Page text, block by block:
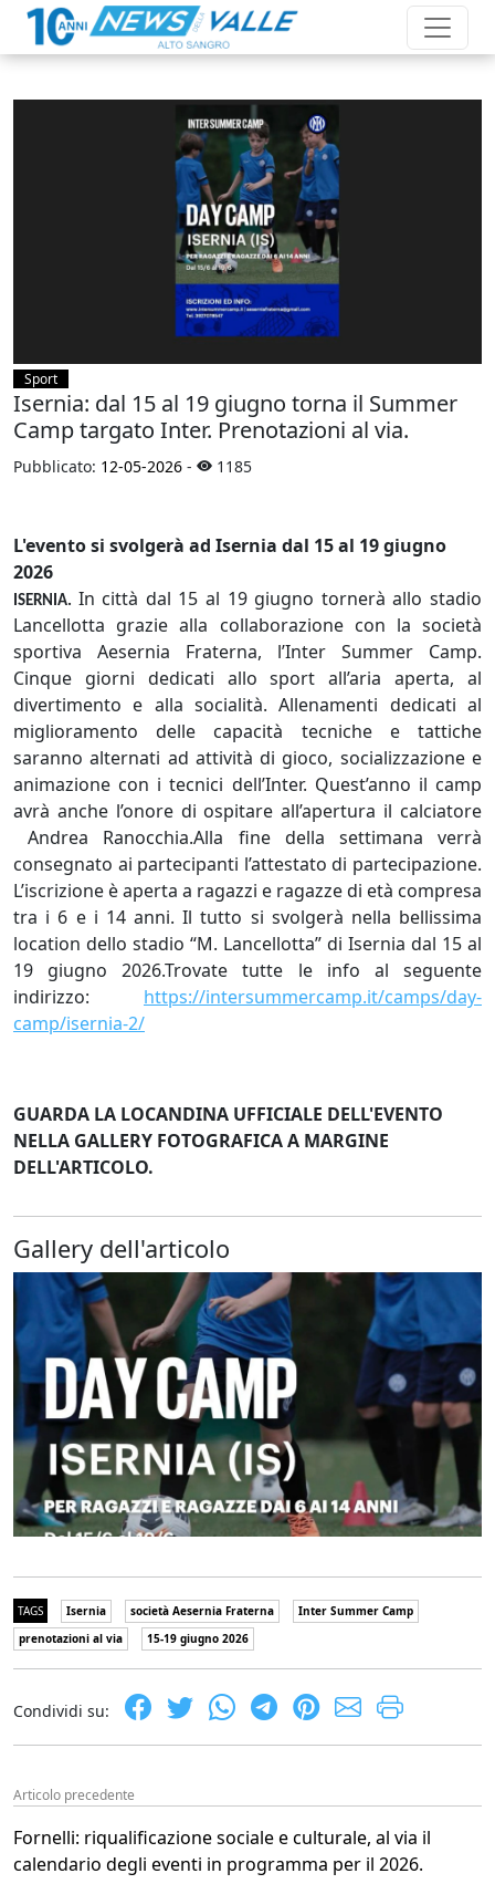
Sport
Isernia: dal 15 al 19 giugno torna il Summer
Camp targato Inter. Prenotazioni al via.
Pubblicato: 12-05-2026 - 1185
L'evento si svolgerà ad Isernia dal 15 al 19 giugno
2026
ISERNIA. In città dal 15 al 19 giugno tornerà allo stadio
Lancellotta grazie alla collaborazione con la società
sportiva Aesernia Fraterna, l’Inter Summer Camp.
Cinque giorni dedicati allo sport all’aria aperta, al
divertimento e alla socialità. Allenamenti dedicati al
miglioramento delle capacità tecniche e tattiche
saranno alternati ad attività di gioco, socializzazione e
animazione con i tecnici dell’Inter. Quest’anno il camp
avrà anche l’onore di ospitare all’apertura il calciatore
Andrea Ranocchia.Alla fine della settimana verrà
consegnato ai partecipanti l’attestato di partecipazione.
L’iscrizione è aperta a ragazzi e ragazze di età compresa
tra i 6 e i 14 anni. Il tutto si svolgerà nella bellissima
location dello stadio “M. Lancellotta” di Isernia dal 15 al
19 giugno 2026.Trovate tutte le info al seguente
indirizzo: https://intersummercamp.it/camps/day-
camp/isernia-2/
GUARDA LA LOCANDINA UFFICIALE DELL'EVENTO
NELLA GALLERY FOTOGRAFICA A MARGINE
DELL'ARTICOLO.
Gallery dell'articolo
TAGS Isernia società Aesernia Fraterna
Inter Summer Camp
prenotazioni al via
15-19 giugno 2026
Condividi su:
Articolo precedente
Fornelli: riqualificazione sociale e culturale, al via il
calendario degli eventi in programma per il 2026.